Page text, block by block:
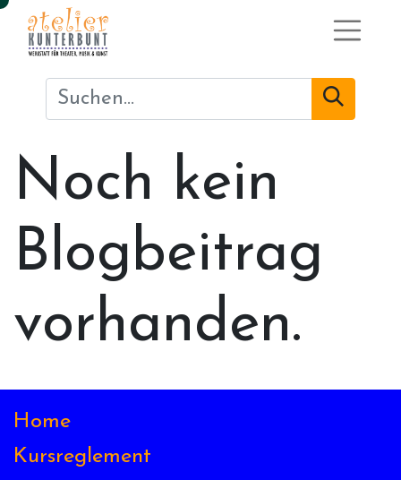
Noch kein
Blogbeitrag
vorhanden.
Home
Kursreglement